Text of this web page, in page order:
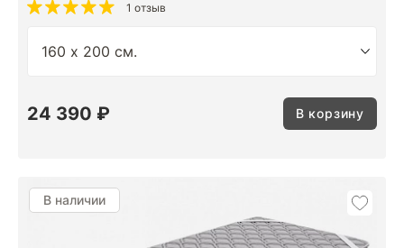
1 отзыв
24 390 ₽ В корзину
В наличии